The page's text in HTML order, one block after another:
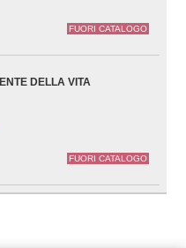
FUORI CATALOGO
DELLA VITA
FUORI CATALOGO